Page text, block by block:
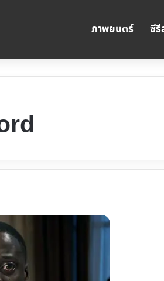
ภาพยนตร์ ซีรี